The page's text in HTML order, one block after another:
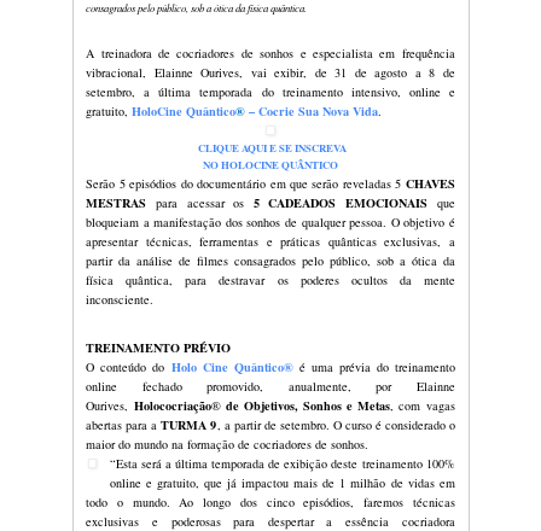
ELAINNE OURIVES
HOLOCINE QUÂNTICO®SOBRE
Treinamento Intensivo, que já impactou a vida de
CHAVES MESTRASpara Manifestar a
consagrados pelo público, sob a ótica da física
A treinadora de cocriadores de
vibracional, Elainne Ourives, vai
setembro, a última temporada do
gratuito,HoloCine Quântico®– Cocrie